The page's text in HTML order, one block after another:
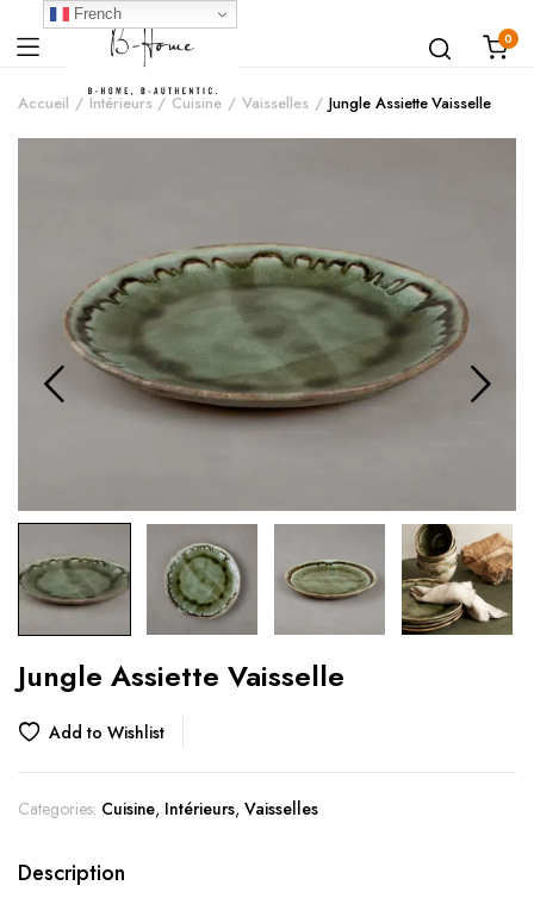
0
Accueil Intérieurs Cuisine Vaisselles Jungle Assiette Vaisselle
Jungle Assiette Vaisselle
Add to Wishlist
Categories: Cuisine, Intérieurs,Vaisselles
Description
French